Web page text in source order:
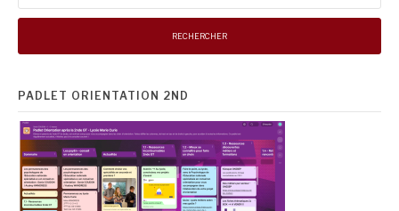
PADLET ORIENTATION 2ND